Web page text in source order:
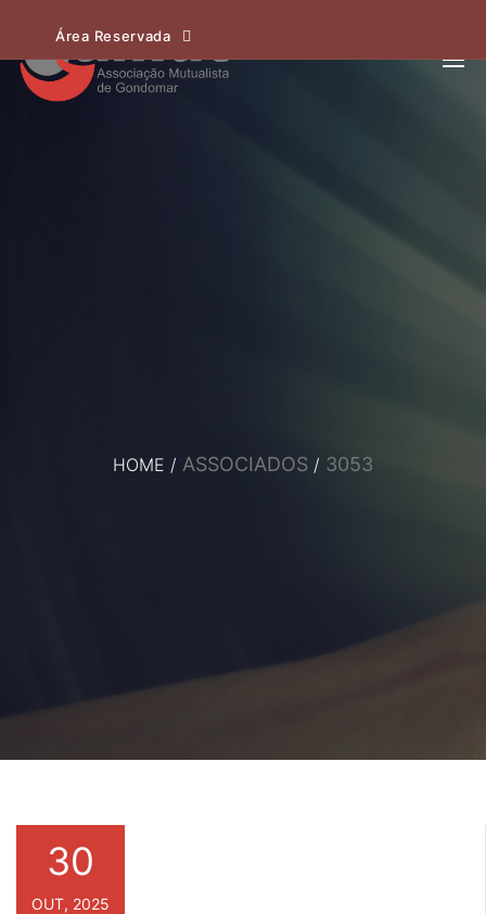
Área Reservada
HOME / ASSOCIADOS / 3053
30
OUT, 2025